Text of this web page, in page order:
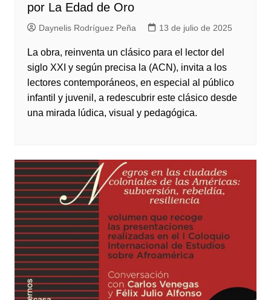
por La Edad de Oro
Daynelis Rodríguez Peña 13 de julio de 2025
La obra, reinventa un clásico para el lector del
siglo XXI y según precisa la (ACN), invita a los
lectores contemporáneos, en especial al público
infantil y juvenil, a redescubrir este clásico desde
una mirada lúdica, visual y pedagógica.